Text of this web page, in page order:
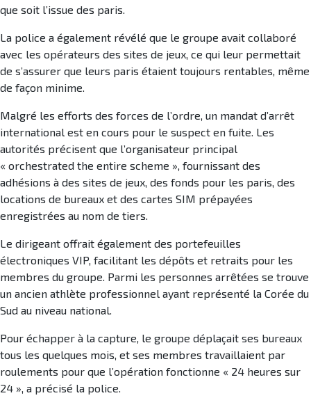
que soit l’issue des paris.
La police a également révélé que le groupe avait collaboré
avec les opérateurs des sites de jeux, ce qui leur permettait
de s’assurer que leurs paris étaient toujours rentables, même
de façon minime.
Malgré les efforts des forces de l’ordre, un mandat d’arrêt
international est en cours pour le suspect en fuite. Les
autorités précisent que l’organisateur principal
« orchestrated the entire scheme », fournissant des
adhésions à des sites de jeux, des fonds pour les paris, des
locations de bureaux et des cartes SIM prépayées
enregistrées au nom de tiers.
Le dirigeant offrait également des portefeuilles
électroniques VIP, facilitant les dépôts et retraits pour les
membres du groupe. Parmi les personnes arrêtées se trouve
un ancien athlète professionnel ayant représenté la Corée du
Sud au niveau national.
Pour échapper à la capture, le groupe déplaçait ses bureaux
tous les quelques mois, et ses membres travaillaient par
roulements pour que l’opération fonctionne « 24 heures sur
24 », a précisé la police.